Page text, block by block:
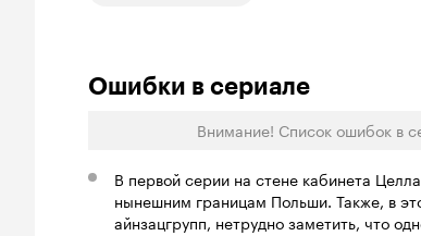
Ошибки в сериале
Внимание! Список ошибок в
В первой серии на стене кабинета
нынешним границам Польши. Также, в
айнзацгрупп, нетрудно заметить, что